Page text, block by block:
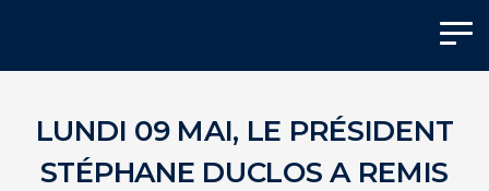
LUNDI 09 MAI, LE PRÉSIDENT
STÉPHANE DUCLOS A REMIS